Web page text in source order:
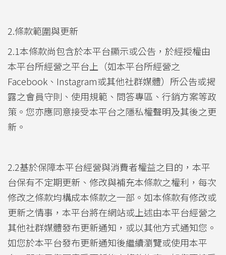
2.條款範圍與更新
2.1本條款尚包含於本平台顯示或公告，於經授權由
本平台所經營之平台上（如本平台所經營之
Facebook、Instagram或其他社群媒體）所公告或揭
露之會員守則、使用規範、問答專區、行銷方案等政
策。您亦應同意接受本平台之隱私權聲明及其後之更
新。
2.2基於保障本平台經營與消費者權益之目的，本平
台保有不定期更新、修改與補充本條款之權利，每次
修改之條款均構成本條款之一部。如本條款有修改或
更新之情事，本平台將在網站或上述由本平台經營之
其他社群媒體發布更新通知，或以其他方式通知您。
如您於本平台發布更新通知後繼續瀏覽或使用本平